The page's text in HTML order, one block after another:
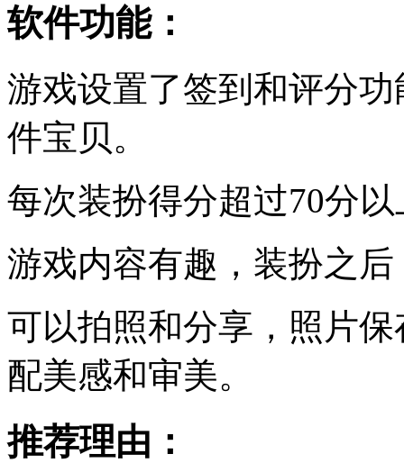
软件功能：
游戏设置了签到和评分
件宝贝。
每次装扮得分超过70分
游戏内容有趣，装扮之
可以拍照和分享，照片
配美感和审美。
推荐理由：